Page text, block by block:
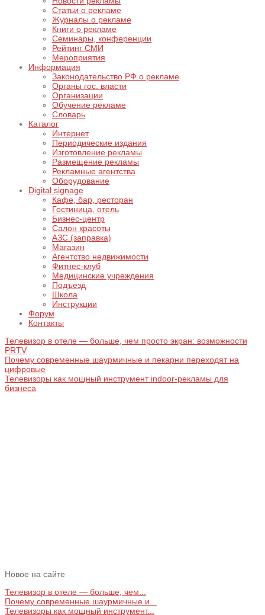
Статьи о рекламе
Журналы о рекламе
Книги о рекламе
Семинары, конференции
Рейтинг СМИ
Мероприятия
Информация
Законодательство РФ о рекламе
Органы гос. власти
Организации
Обучение рекламе
Словарь
Каталог
Интернет
Периодические издания
Изготовление рекламы
Размещение рекламы
Рекламные агентства
Оборудование
Digital signage
Кафе, бар, ресторан
Гостиница, отель
Бизнес-центр
Салон красоты
АЗС (заправка)
Магазин
Агентство недвижимости
Фитнес-клуб
Медицинские учреждения
Подъезд
Школа
Инструкции
Форум
Контакты
Телевизор в отеле — больше, чем просто экран: возможности
PRTV
Почему современные шаурмичные и пекарни переходят на
цифровые
Телевизоры как мощный инструмент indoor-рекламы для
бизнеса
Новое на сайте
Телевизор в отеле — больше, чем...
Почему современные шаурмичные и...
Телевизоры как мощный инструмент...